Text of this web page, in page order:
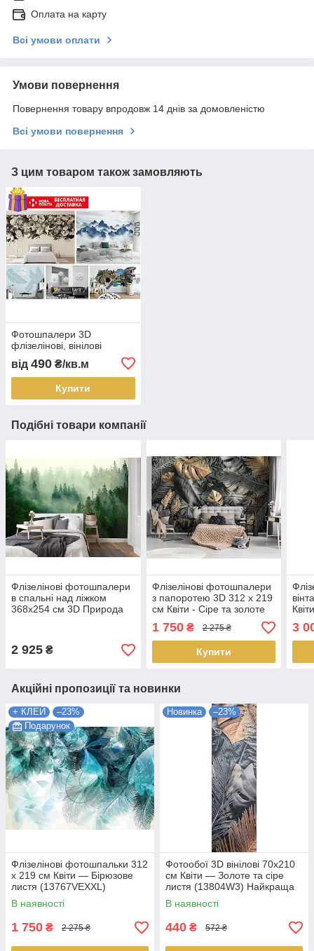
Оплата на карту
Всі умови оплати
Умови повернення
Повернення товару впродовж 14 днів за домовленістю
Всі умови повернення
З цим товаром також замовляють
Фотошпалери 3D
флізелінові, вінілові
від 490 ₴/кв.м
Купити
Подібні товари компанії
Флізелінові фотошпалери
в спальні над ліжком
368x254 см 3D Природа
Найкраща якість
2 925 ₴
Флізелінові фотошпалери
з папоротею 3D 312 x 219
см Квіти - Сіре та золоте
листя монстери
(13804VEXXL) Найкраща
якість
1 750₴ 2 275 ₴
Купити
3
Акційні пропозиції та новинки
+ КЛЕЙ
–23%
Подарунок
Флізелінові фотошпальки 312
x 219 см Квіти — Бірюзове
листя (13767VEXXL)
Найкраща якість
В наявності
1 750 ₴ 2 275 ₴
Новинка –23%
Фотообої 3D вінілові 70x210
см Квіти — Золоте та сіре
листя (13804W3) Найкраща
якість
В наявності
440 ₴ 572 ₴